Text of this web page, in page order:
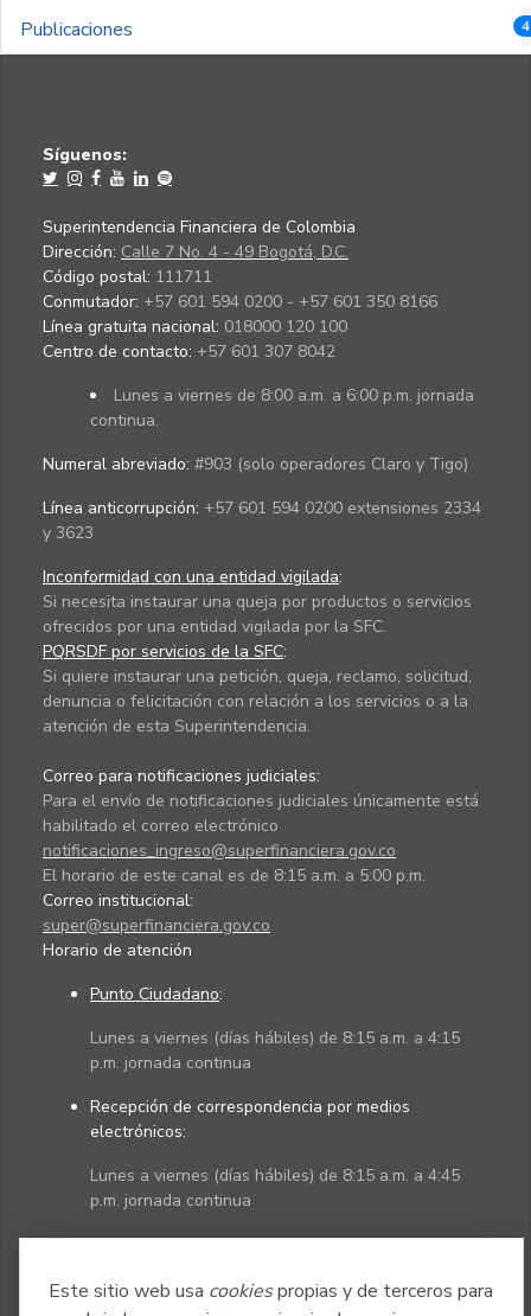
Este sitio web usa cookiespropias y de terceros para
Publicaciones
Síguenos:
Superintendencia Financiera de Colombia
Dirección: Calle 7 No. 4 - 49 Bogotá, D.C.
Código postal: 111711
Conmutador: +57 601 594 0200 - +57 601 350 8166
Línea gratuita nacional: 018000 120 100
Centro de contacto: +57 601 307 8042
Lunes a viernes de 8:00 a.m. a 6:00 p.m. jornada
continua.
Numeral abreviado: #903 (solo operadores Claro y Tigo)
Línea anticorrupción: +57 601 594 0200 extensiones 2334
y 3623
Inconformidad con una entidad vigilada:
Si necesita instaurar una queja por productos o servicios
ofrecidos por una entidad vigilada por la SFC.
PQRSDF por servicios de la SFC:
Si quiere instaurar una petición, queja, reclamo, solicitud,
denuncia o felicitación con relación a los servicios o a la
atención de esta Superintendencia.
Correo para notificaciones judiciales:
Para el envío de notificaciones judiciales únicamente está
habilitado el correo electrónico
notificaciones_ingreso@superfinanciera.gov.co
El horario de este canal es de 8:15 a.m. a 5:00 p.m.
Correo institucional:
super@superfinanciera.gov.co
Horario de atención
Punto Ciudadano:
Lunes a viernes (días hábiles) de 8:15 a.m. a 4:15
p.m. jornada continua
Recepción de correspondencia por medios
electrónicos:
Lunes a viernes (días hábiles) de 8:15 a.m. a 4:45
p.m. jornada continua